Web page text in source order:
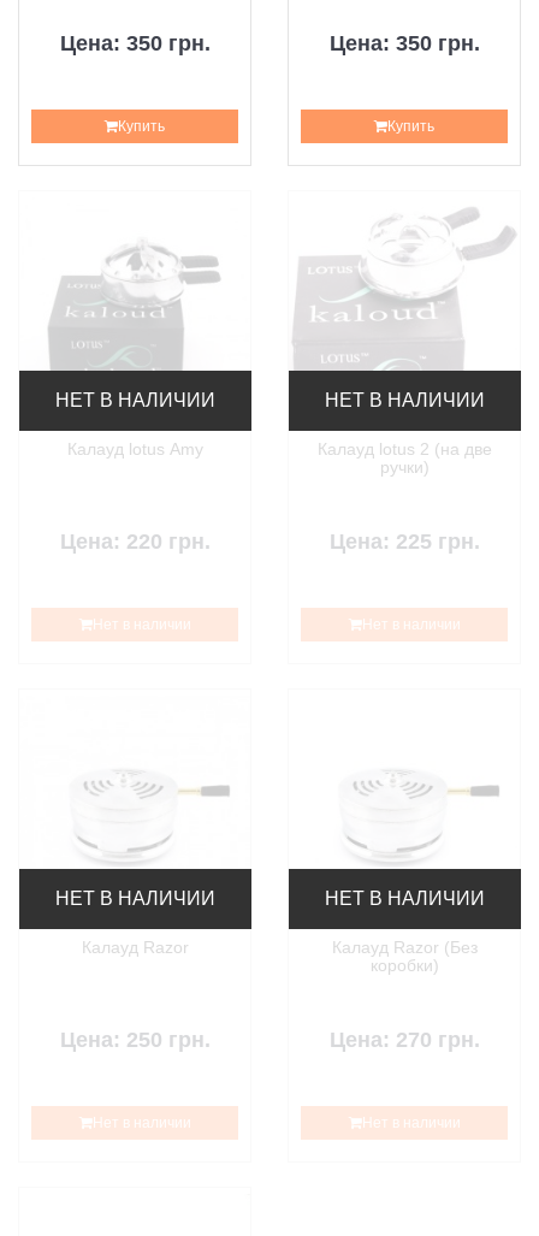
Цена: 350 грн.
Купить
Цена: 350 грн.
Купить
НЕТ В НАЛИЧИИ
Калауд lotus Amy
Цена: 220 грн.
Нет в наличии
НЕТ В НАЛИЧИИ
Калауд lotus 2 (на две
ручки)
Цена: 225 грн.
Нет в наличии
НЕТ В НАЛИЧИИ
Калауд Razor
Цена: 250 грн.
Нет в наличии
НЕТ В НАЛИЧИИ
Калауд Razor (Без
коробки)
Цена: 270 грн.
Нет в наличии